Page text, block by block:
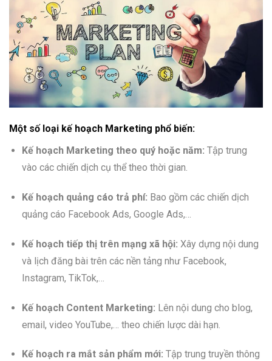
Một số loại kế hoạch Marketing phổ biến:
Kế hoạch Marketing theo quý hoặc năm: Tập trung
vào các chiến dịch cụ thể theo thời gian.
Kế hoạch quảng cáo trả phí: Bao gồm các chiến dịch
quảng cáo Facebook Ads, Google Ads,…
Kế hoạch tiếp thị trên mạng xã hội: Xây dựng nội dung
và lịch đăng bài trên các nền tảng như Facebook,
Instagram, TikTok,…
Kế hoạch Content Marketing: Lên nội dung cho blog,
email, video YouTube,… theo chiến lược dài hạn.
Kế hoạch ra mắt sản phẩm mới: Tập trung truyền thông